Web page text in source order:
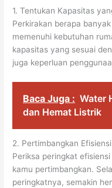
1. Tentukan Kapasitas
Perkirakan berapa
memenuhi kebutuhan
kapasitas yang sesuai
juga keperluan
Baca Juga : Water
dan Hemat Listrik
2. Pertimbangkan
Periksa peringkat
kamu pertimbangkan.
peringkatnya, semakin